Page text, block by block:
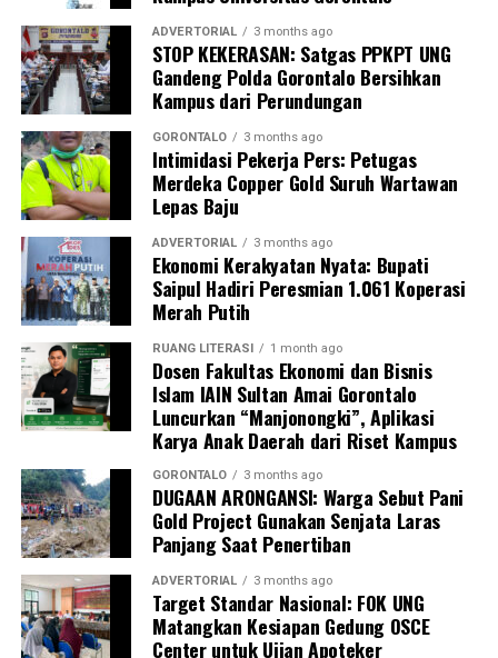
akan menelusuri seluruh pihak yang terlibat, mulai dari
pemilik lubang tambang, para pekerja di lapangan,
hingga pengelola tempat rendaman material,” pungkas
Maruly.
ADVERTORIAL 3 months ago
STOP KEKERASAN: Satgas PPKPT UNG
Gandeng Polda Gorontalo Bersihkan
Kampus dari Perundungan
GORONTALO 3 months ago
Intimidasi Pekerja Pers: Petugas
Merdeka Copper Gold Suruh Wartawan
Lepas Baju
ADVERTORIAL 3 months ago
Ekonomi Kerakyatan Nyata: Bupati
Saipul Hadiri Peresmian 1.061 Koperasi
Merah Putih
RUANG LITERASI 1 month ago
Dosen Fakultas Ekonomi dan Bisnis
Islam IAIN Sultan Amai Gorontalo
Luncurkan “Manjonongki”, Aplikasi
Karya Anak Daerah dari Riset Kampus
GORONTALO 3 months ago
DUGAAN ARONGANSI: Warga Sebut Pani
Gold Project Gunakan Senjata Laras
Panjang Saat Penertiban
ADVERTORIAL 3 months ago
Target Standar Nasional: FOK UNG
Matangkan Kesiapan Gedung OSCE
Center untuk Ujian Apoteker